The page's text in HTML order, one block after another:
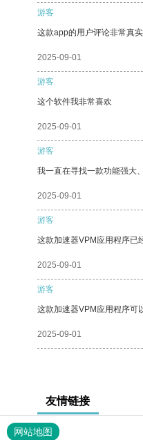
游客
这款app的用户评论非常真
2025-09-01
游客
这个软件我非常喜欢
2025-09-01
游客
我一直在寻找一款功能强大
2025-09-01
游客
这款加速器VPM应用程序已
2025-09-01
游客
这款加速器VPM应用程序可
2025-09-01
友情链接
网站地图